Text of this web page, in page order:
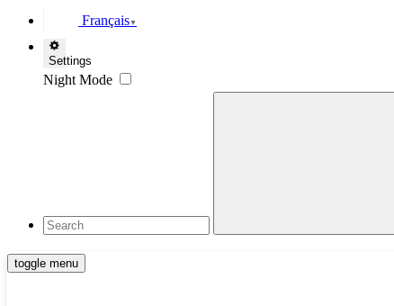
Français ▼
Settings
Night Mode
toggle menu